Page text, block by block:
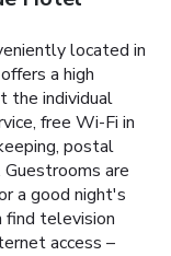
located in
a high
the individual
free Wi-Fi in
postal
are
a good night's
find television
access –